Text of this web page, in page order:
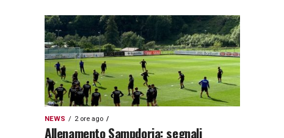
NEWS 2 ore ago
Allenamento Sampdoria: segnali